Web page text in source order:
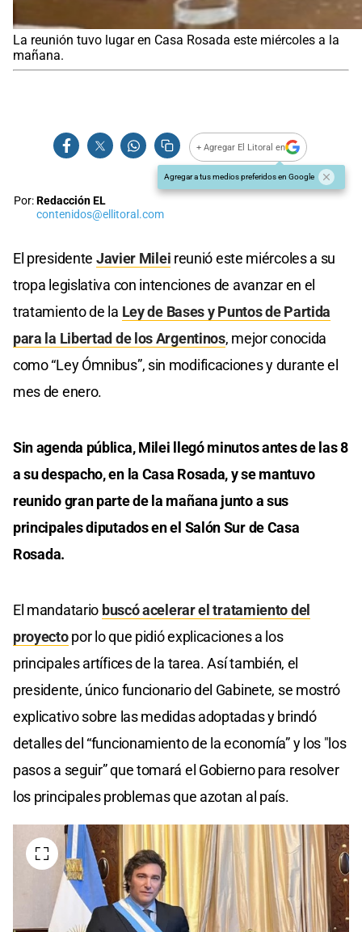
La reunión tuvo lugar en Casa Rosada este miércoles a la
mañana.
+ Agregar El Litoral en
Agregar a tus medios preferidos en Google
Por:Redacción EL
contenidos@ellitoral.com
El presidente Javier Milei reunió este miércoles a su
tropa legislativa con intenciones de avanzar en el
tratamiento de la Ley de Bases y Puntos de Partida
para la Libertad de los Argentinos, mejor conocida
como “Ley Ómnibus”, sin modificaciones y durante el
mes de enero.
Sin agenda pública, Milei llegó minutos antes de las 8
a su despacho, en la Casa Rosada, y se mantuvo
reunido gran parte de la mañana junto a sus
principales diputados en el Salón Sur de Casa
Rosada.
El mandatario buscó acelerar el tratamiento del
proyectopor lo que pidió explicaciones a los
principales artífices de la tarea. Así también, el
presidente, único funcionario del Gabinete, se mostró
explicativo sobre las medidas adoptadas y brindó
detalles del “funcionamiento de la economía” y los "los
pasos a seguir” que tomará el Gobierno para resolver
los principales problemas que azotan al país.